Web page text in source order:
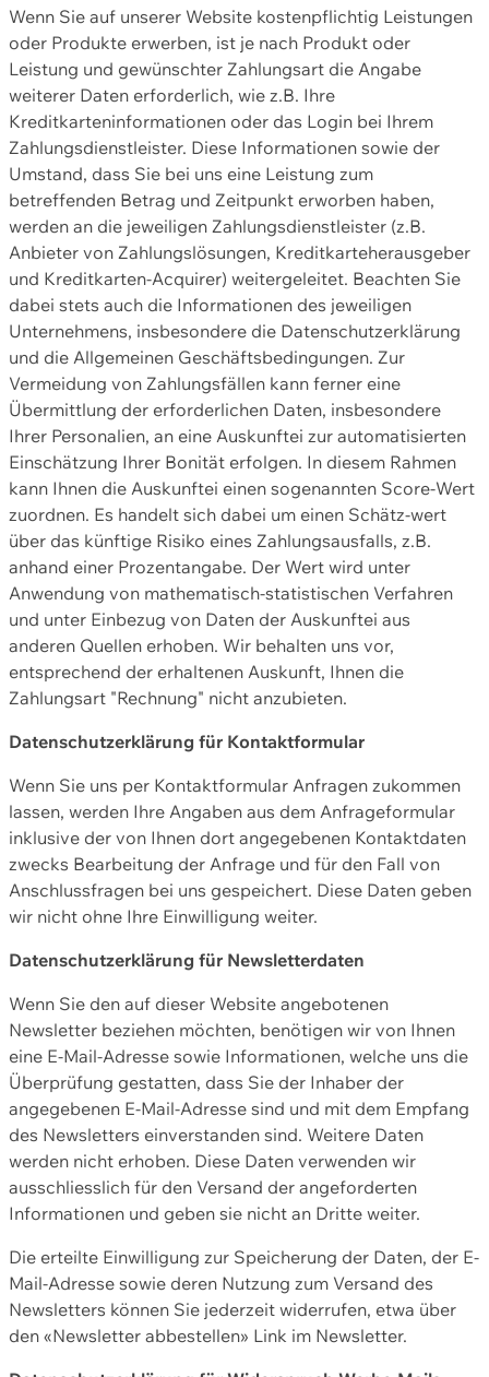
Wenn Sie auf unserer Website kostenpflichtig Leistungen
oder Produkte erwerben, ist je nach Produkt oder
Leistung und gewünschter Zahlungsart die Angabe
weiterer Daten erforderlich, wie z.B. Ihre
Kreditkarteninformationen oder das Login bei Ihrem
Zahlungsdienstleister. Diese Informationen sowie der
Umstand, dass Sie bei uns eine Leistung zum
betreffenden Betrag und Zeitpunkt erworben haben,
werden an die jeweiligen Zahlungsdienstleister (z.B.
Anbieter von Zahlungslösungen, Kreditkarteherausgeber
und Kreditkarten-Acquirer) weitergeleitet. Beachten Sie
dabei stets auch die Informationen des jeweiligen
Unternehmens, insbesondere die Datenschutzerklärung
und die Allgemeinen Geschäftsbedingungen. Zur
Vermeidung von Zahlungsfällen kann ferner eine
Übermittlung der erforderlichen Daten, insbesondere
Ihrer Personalien, an eine Auskunftei zur automatisierten
Einschätzung Ihrer Bonität erfolgen. In diesem Rahmen
kann Ihnen die Auskunftei einen sogenannten Score-Wert
zuordnen. Es handelt sich dabei um einen Schätz-wert
über das künftige Risiko eines Zahlungsausfalls, z.B.
anhand einer Prozentangabe. Der Wert wird unter
Anwendung von mathematisch-statistischen Verfahren
und unter Einbezug von Daten der Auskunftei aus
anderen Quellen erhoben. Wir behalten uns vor,
entsprechend der erhaltenen Auskunft, Ihnen die
Zahlungsart "Rechnung" nicht anzubieten.
Datenschutzerklärung für Kontaktformular
Wenn Sie uns per Kontaktformular Anfragen zukommen
lassen, werden Ihre Angaben aus dem Anfrageformular
inklusive der von Ihnen dort angegebenen Kontaktdaten
zwecks Bearbeitung der Anfrage und für den Fall von
Anschlussfragen bei uns gespeichert. Diese Daten geben
wir nicht ohne Ihre Einwilligung weiter.
Datenschutzerklärung für Newsletterdaten
Wenn Sie den auf dieser Website angebotenen
Newsletter beziehen möchten, benötigen wir von Ihnen
eine E-Mail-Adresse sowie Informationen, welche uns die
Überprüfung gestatten, dass Sie der Inhaber der
angegebenen E-Mail-Adresse sind und mit dem Empfang
des Newsletters einverstanden sind. Weitere Daten
werden nicht erhoben. Diese Daten verwenden wir
ausschliesslich für den Versand der angeforderten
Informationen und geben sie nicht an Dritte weiter.
Die erteilte Einwilligung zur Speicherung der Daten, der E-
Mail-Adresse sowie deren Nutzung zum Versand des
Newsletters können Sie jederzeit widerrufen, etwa über
den «Newsletter abbestellen» Link im Newsletter.